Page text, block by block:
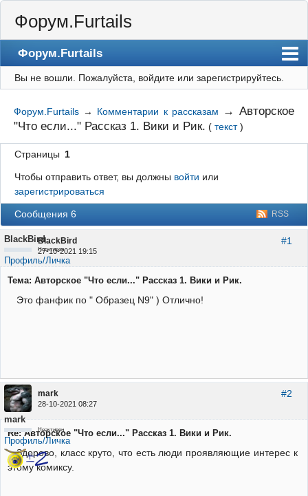
Форум.Furtails
Форум.Furtails
На сайт
Форум
Регистрация
Вход
Вы не вошли. Пожалуйста, войдите или зарегистрируйтесь.
Форум.Furtails → Комментарии к рассказам → Авторское
"Что если..." Рассказ 1. Вики и Рик. (текст)
Страницы 1
Чтобы отправить ответ, вы должны войти или
зарегистрироваться
RSS
Сообщения 6
#1
BlackBird
27-10-2021 19:15
BlackBird
Неактивен
Профиль/Личка
Тема: Авторское "Что если..." Рассказ 1. Вики и Рик.
Это фанфик по " Образец N9" ) Отлично!
#2
mark
28-10-2021 08:27
mark
Неактивен
Профиль/Личка
Re: Авторское "Что если..." Рассказ 1. Вики и Рик.
Здорово, класс круто, что есть люди проявляющие интерес к
этому комиксу.